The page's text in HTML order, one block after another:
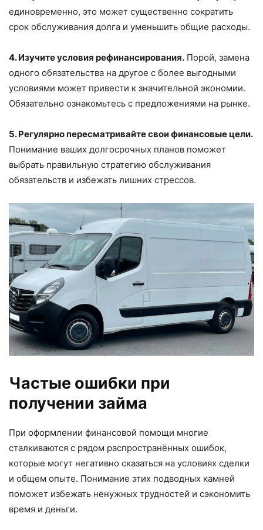
единовременно, это может существенно сократить
срок обслуживания долга и уменьшить общие расходы.
4. Изучите условия рефинансирования. Порой, замена
одного обязательства на другое с более выгодными
условиями может привести к значительной экономии.
Обязательно ознакомьтесь с предложениями на рынке.
5. Регулярно пересматривайте свои финансовые цели.
Понимание ваших долгосрочных планов поможет
выбрать правильную стратегию обслуживания
обязательств и избежать лишних стрессов.
Частые ошибки при
получении займа
При оформлении финансовой помощи многие
сталкиваются с рядом распространённых ошибок,
которые могут негативно сказаться на условиях сделки
и общем опыте. Понимание этих подводных камней
поможет избежать ненужных трудностей и сэкономить
время и деньги.